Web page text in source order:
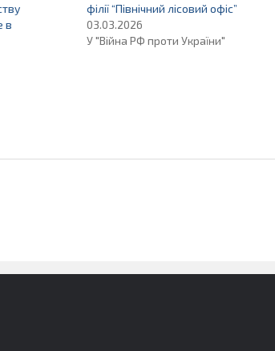
в
філії “Північний лісовий офіс”
03.03.2026
У "Війна РФ проти України"